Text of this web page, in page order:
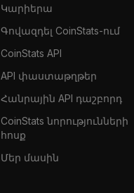
Կարիերա
Գովազդել CoinStats-ում
CoinStats API
API փաստաթղթեր
Հանրային API դաշբորդ
CoinStats նորությունների
հոսք
Մեր մասին